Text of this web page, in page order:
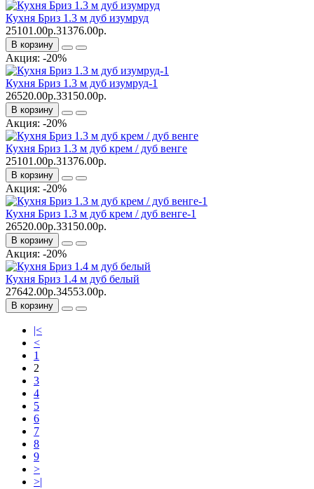
Кухня Бриз 1.3 м дуб изумруд
25101.00р.31376.00р.
В корзину
Акция: -20%
Кухня Бриз 1.3 м дуб изумруд-1
26520.00р.33150.00р.
В корзину
Акция: -20%
Кухня Бриз 1.3 м дуб крем / дуб венге
25101.00р.31376.00р.
В корзину
Акция: -20%
Кухня Бриз 1.3 м дуб крем / дуб венге-1
26520.00р.33150.00р.
В корзину
Акция: -20%
Кухня Бриз 1.4 м дуб белый
27642.00р.34553.00р.
В корзину
|<
<
1
2
3
4
5
6
7
8
9
>
>|